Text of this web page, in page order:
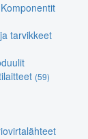
tarvikkeet
(59)